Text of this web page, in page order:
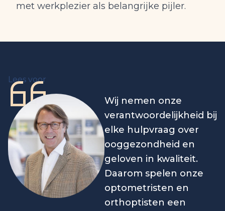
met werkplezier als belangrijke pijler.
Lees voor
Wij nemen onze
verantwoordelijkheid bij
elke hulpvraag over
ooggezondheid en
geloven in kwaliteit.
Daarom spelen onze
optometristen en
orthoptisten een